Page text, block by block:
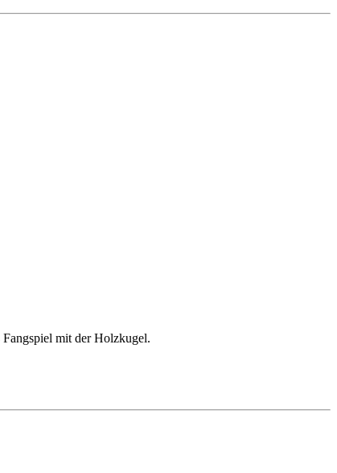
Fangspiel mit der Holzkugel.